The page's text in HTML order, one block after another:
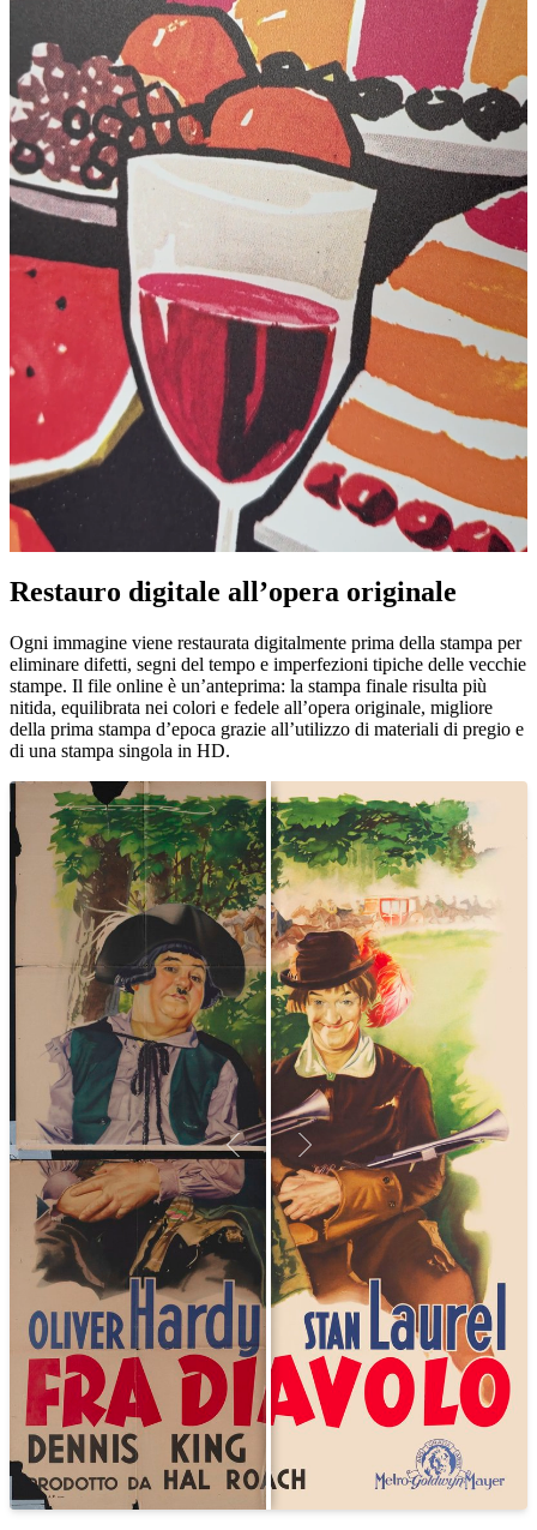
Restauro digitale all’opera originale
Ogni immagine viene restaurata digitalmente prima della stampa per
eliminare difetti, segni del tempo e imperfezioni tipiche delle vecchie
stampe. Il file online è un’anteprima: la stampa finale risulta più
nitida, equilibrata nei colori e fedele all’opera originale, migliore
della prima stampa d’epoca grazie all’utilizzo di materiali di pregio e
di una stampa singola in HD.